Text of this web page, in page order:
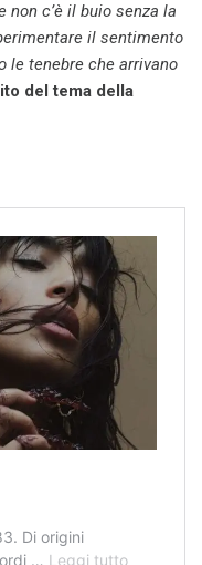
non c’è il buio senza la
il sentimento
le tenebre che arrivano
del tema della